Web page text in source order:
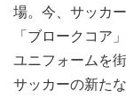
場。今、サッカ
「ブロークコア
ユニフォームを
サッカーの新た